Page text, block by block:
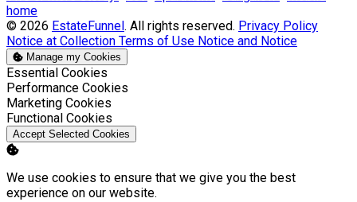
home
© 2026 EstateFunnel . All rights reserved. Privacy Policy
Notice at Collection Terms of Use Notice and Notice
Manage my Cookies
Enable
Essential Cookies
Enable
Performance Cookies
Enable
Marketing Cookies
Enable
Functional Cookies
Accept Selected Cookies
We use cookies to ensure that we give you the best
experience on our website.